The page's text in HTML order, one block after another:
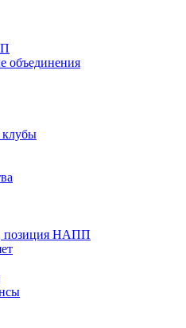
объединения
клубы
позиция НАПП